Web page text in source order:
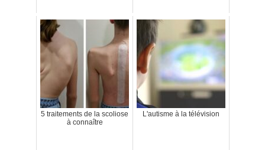
5 traitements de la scoliose
à connaître
L'autisme à la télévision